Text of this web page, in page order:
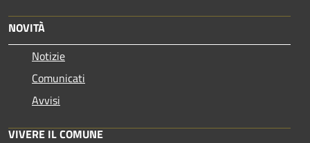
NOVITÀ
Notizie
Comunicati
Avvisi
VIVERE IL COMUNE